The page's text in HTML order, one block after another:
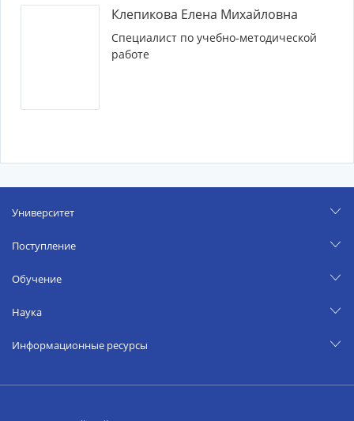
Клепикова Елена Михайловна
Специалист по учебно-методической
работе
Университет
Поступление
Обучение
Наука
Информационные ресурсы